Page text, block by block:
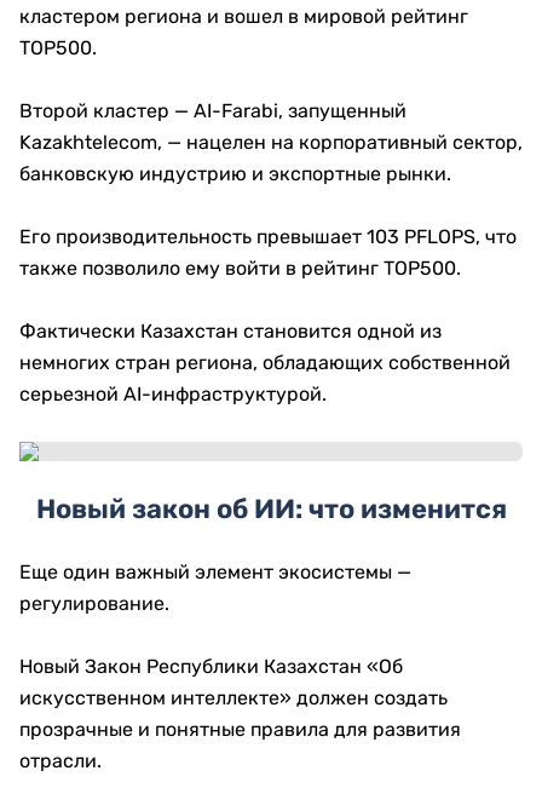
кластером региона и вошел в мировой рейтинг
TOP500.
Второй кластер — AI-Farabi, запущенный
Kazakhtelecom, — нацелен на корпоративный сектор,
банковскую индустрию и экспортные рынки.
Его производительность превышает 103 PFLOPS, что
также позволило ему войти в рейтинг TOP500.
Фактически Казахстан становится одной из
немногих стран региона, обладающих собственной
серьезной AI-инфраструктурой.
Новый закон об ИИ: что изменится
Еще один важный элемент экосистемы —
регулирование.
Новый Закон Республики Казахстан «Об
искусственном интеллекте» должен создать
прозрачные и понятные правила для развития
отрасли.